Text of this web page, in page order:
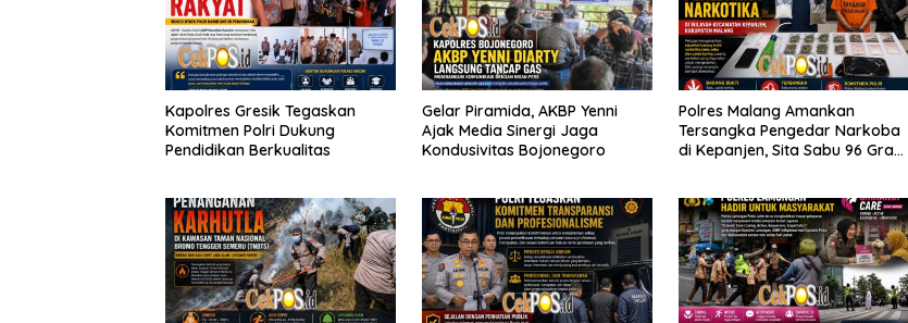
Kapolres Gresik Tegaskan
Komitmen Polri Dukung
Pendidikan Berkualitas
Gelar Piramida, AKBP Yenni
Ajak Media Sinergi Jaga
Kondusivitas Bojonegoro
Polres Malang Amankan
Tersangka Pengedar Narkoba
di Kepanjen, Sita Sabu 96 Gram